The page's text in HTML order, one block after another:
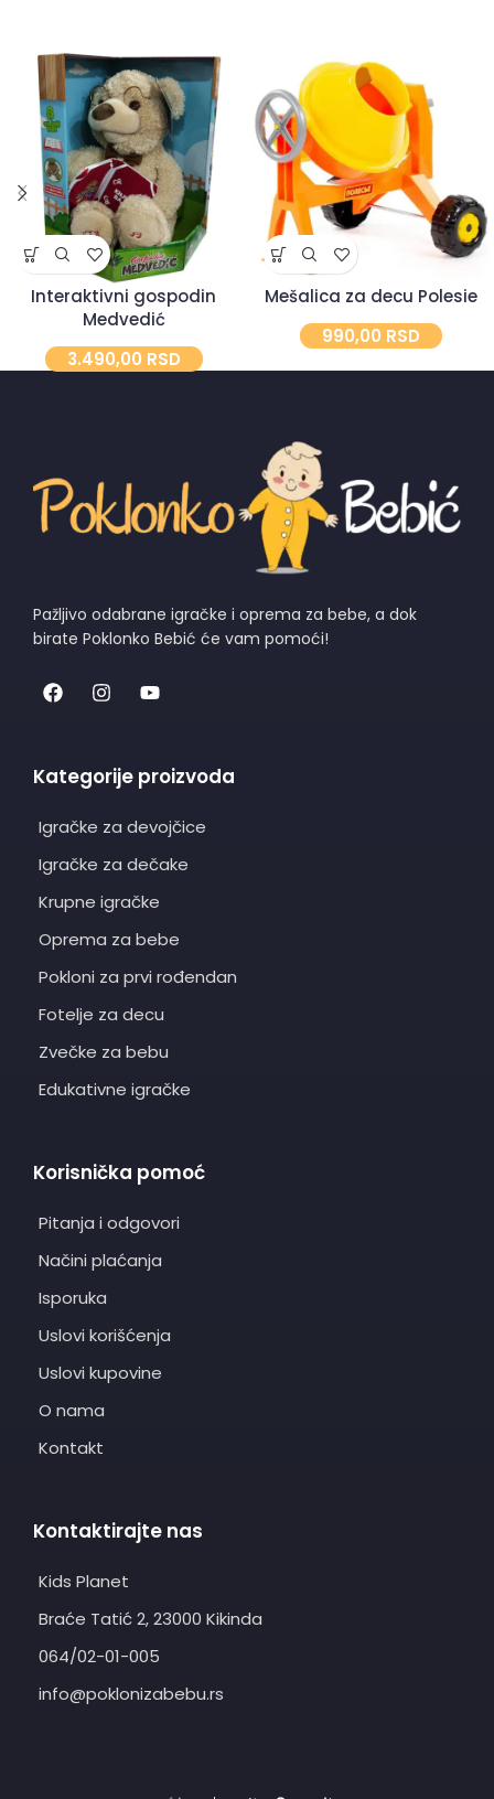
Interaktivni gospodin
Medvedić
3.490,00 RSD
Mešalica za decu Polesie
990,00 RSD
Pažljivo odabrane igračke i oprema za bebe, a dok
birate Poklonko Bebić će vam pomoći!
Kategorije proizvoda
Igračke za devojčice
Igračke za dečake
Krupne igračke
Oprema za bebe
Pokloni za prvi rođendan
Fotelje za decu
Zvečke za bebu
Edukativne igračke
Korisnička pomoć
Pitanja i odgovori
Načini plaćanja
Isporuka
Uslovi korišćenja
Uslovi kupovine
O nama
Kontakt
Kontaktirajte nas
Kids Planet
Braće Tatić 2, 23000 Kikinda
064/02-01-005
info@poklonizabebu.rs